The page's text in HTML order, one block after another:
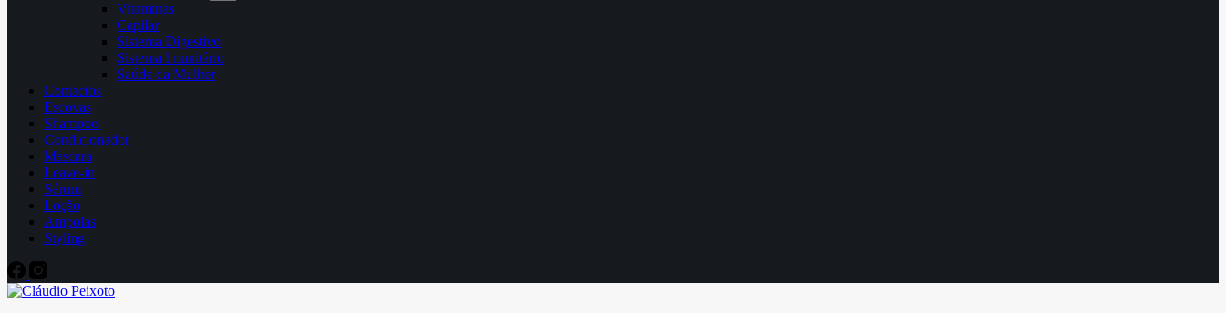
Vitaminas
Capilar
Sistema Digestivo
Sistema Imunitário
Saúde da Mulher
Contactos
Escovas
Shampoo
Condicionador
Mascara
Leave-in
Sérum
Loção
Ampolas
Styling